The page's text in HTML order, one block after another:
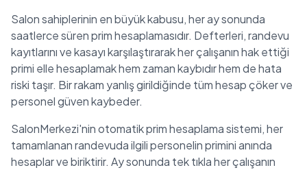
Salon sahiplerinin en büyük kabusu, her ay sonunda
saatlerce süren prim hesaplamasıdır. Defterleri, randevu
kayıtlarını ve kasayı karşılaştırarak her çalışanın hak ettiği
primi elle hesaplamak hem zaman kaybıdır hem de hata
riski taşır. Bir rakam yanlış girildiğinde tüm hesap çöker ve
personel güven kaybeder.
SalonMerkezi'nin otomatik prim hesaplama sistemi, her
tamamlanan randevuda ilgili personelin primini anında
hesaplar ve biriktirir. Ay sonunda tek tıkla her çalışanın